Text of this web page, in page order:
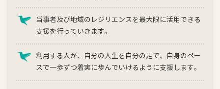
当事者及び地域のレジリエンスを最大限に活用できる
支援を行っていきます。
利用する人が、自分の人生を自分の足で、自身のペー
スで一歩ずつ着実に歩んでいけるように支援します。